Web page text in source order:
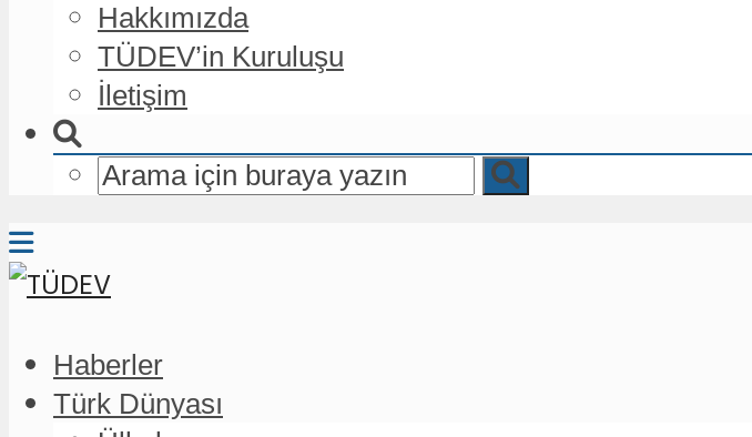
Hakkımızda
TÜDEV’in Kuruluşu
İletişim
Haberler
Türk Dünyası